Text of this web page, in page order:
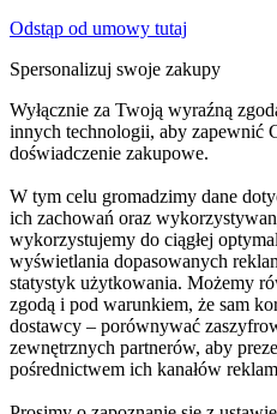
Odstąp od umowy tutaj
Spersonalizuj swoje zakupy
Wyłącznie za Twoją wyraźną
innych technologii, aby zapewnić
doświadczenie zakupowe.
W tym celu gromadzimy dane
ich zachowań oraz
wykorzystujemy do ciągłej
wyświetlania dopasowanych
statystyk użytkowania. Możemy
zgodą i pod warunkiem, że sam
dostawcy – porównywać
zewnętrznych partnerów, aby
pośrednictwem ich kanałów